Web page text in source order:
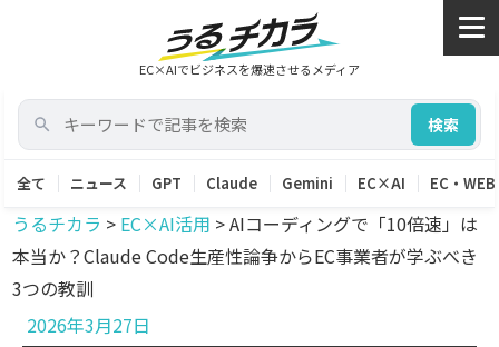
EC×AIでビジネスを爆速させるメディア
検索
全て ニュース GPT Claude Gemini EC×AI EC・WEB
うるチカラ > EC×AI活用 >AIコーディングで「10倍速」は
本当か？Claude Code生産性論争からEC事業者が学ぶべき
3つの教訓
投
2026年3月27日